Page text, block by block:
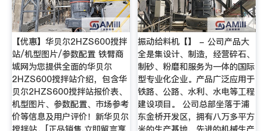
【优惠】华贝尔2HZS600搅拌
站/机型图片/参数配置 铁臂商
城网为您提供全面的华贝尔
2HZS600搅拌站介绍，包含华
贝尔2HZS600搅拌站报价表、
机型图片、参数配置、市场参考
价等信息及用户评价！新华贝尔
振动给料机【】 - 公司产品大
全是集设计、制造，经营碎石、
制砂、粉磨和服务为一体的国际
型专业化企业。产品广泛应用于
铁路、公路、水利、水电等工程
建设项目。 公司总部坐落于浦
东金桥开发区，拥有八万多平方